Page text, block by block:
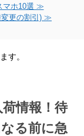
マホ10選 ≫
変更の割引) ≫
す。
荷情報！待
る前に急